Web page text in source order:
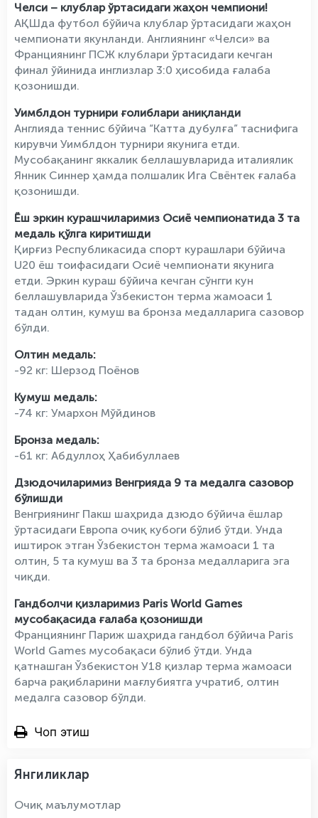
Челси – клублар ўртасидаги жаҳон чемпиони!
АҚШда футбол бўйича клублар ўртасидаги жаҳон
чемпионати якунланди. Англиянинг «Челси» ва
Франциянинг ПСЖ клублари ўртасидаги кечган
финал ўйинида инглизлар 3:0 ҳисобида ғалаба
қозонишди.
Уимблдон турнири ғолиблари аниқланди
Англияда теннис бўйича “Катта дубулға” таснифига
кирувчи Уимблдон турнири якунига етди.
Мусобақанинг яккалик беллашувларида италиялик
Янник Синнер ҳамда полшалик Ига Свёнтек ғалаба
қозонишди.
Ёш эркин курашчиларимиз Осиё чемпионатида 3 та
медаль қўлга киритишди
Қирғиз Республикасида спорт курашлари бўйича
U20 ёш тоифасидаги Осиё чемпионати якунига
етди. Эркин кураш бўйича кечган сўнгги кун
беллашувларида Ўзбекистон терма жамоаси 1
тадан олтин, кумуш ва бронза медалларига сазовор
бўлди.
Олтин медаль:
-92 кг: Шерзод Поёнов
Кумуш медаль:
-74 кг: Умархон Мўйдинов
Бронза медаль:
-61 кг: Абдуллоҳ Ҳабибуллаев
Дзюдочиларимиз Венгрияда 9 та медалга сазовор
бўлишди
Венгриянинг Пакш шаҳрида дзюдо бўйича ёшлар
ўртасидаги Европа очиқ кубоги бўлиб ўтди. Унда
иштирок этган Ўзбекистон терма жамоаси 1 та
олтин, 5 та кумуш ва 3 та бронза медалларига эга
чиқди.
Гандболчи қизларимиз Paris World Games
мусобақасида ғалаба қозонишди
Франциянинг Париж шаҳрида гандбол бўйича Paris
World Games мусобақаси бўлиб ўтди. Унда
қатнашган Ўзбекистон У18 қизлар терма жамоаси
барча рақибларини мағлубиятга учратиб, олтин
медалга сазовор бўлди.
Чоп этиш
Янгиликлар
Очиқ маълумотлар